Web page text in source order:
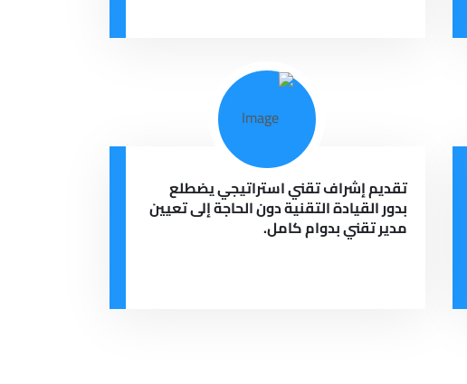
تقديم إشراف تقني استراتيجي يضطلع
بدور القيادة التقنية دون الحاجة إلى تعيين
مدير تقني بدوام كامل.